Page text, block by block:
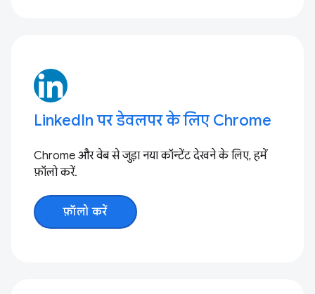
LinkedIn पर डेवलपर के लिए Chrome
Chrome और वेब से जुड़ा नया कॉन्टेंट देखने के लिए, हमें
फ़ॉलो करें.
फ़ॉलो करें